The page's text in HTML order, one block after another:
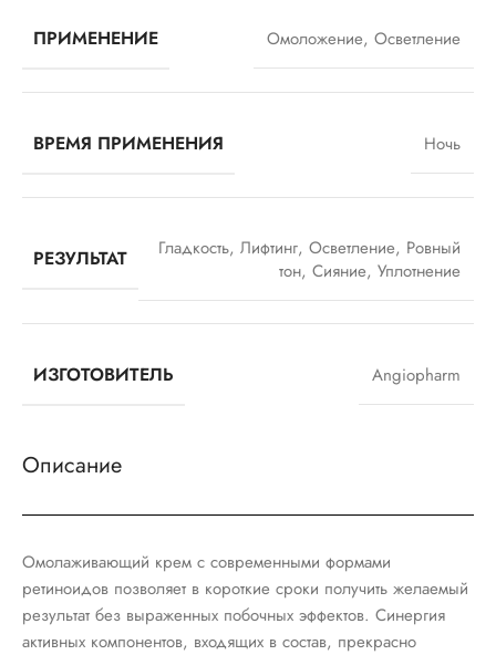
ПРИМЕНЕНИЕ Омоложение, Осветление
ВРЕМЯ ПРИМЕНЕНИЯ Ночь
РЕЗУЛЬТАТ Гладкость, Лифтинг, Осветление, Ровный
тон, Сияние, Уплотнение
ИЗГОТОВИТЕЛЬ Angiopharm
Описание
Омолаживающий крем с современными формами
ретиноидов позволяет в короткие сроки получить желаемый
результат без выраженных побочных эффектов. Синергия
активных компонентов, входящих в состав, прекрасно